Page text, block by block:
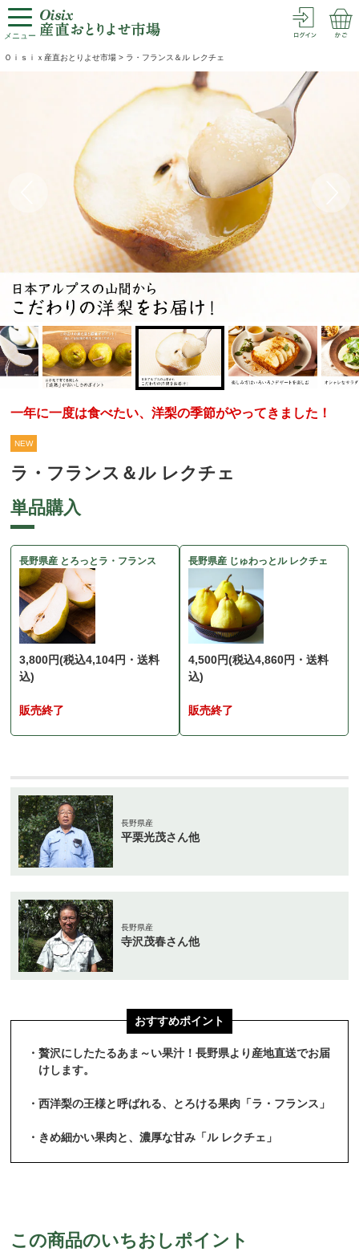
メニュー
Ｏｉｓｉｘ産直おとりよせ市場 > ラ・フランス＆ル レクチェ
一年に一度は食べたい、洋梨の季節がやってきました！
NEW
ラ・フランス＆ル レクチェ
単品購入
長野県産 とろっとラ・フランス
3,800円(税込4,104円・送料
込)
販売終了
長野県産 じゅわっとル レクチェ
4,500円(税込4,860円・送料
込)
販売終了
長野県産
平栗光茂さん他
長野県産
寺沢茂春さん他
おすすめポイント
・贅沢にしたたるあま～い果汁！長野県より産地直送でお届
けします。
・西洋梨の王様と呼ばれる、とろける果肉「ラ・フランス」
・きめ細かい果肉と、濃厚な甘み「ル レクチェ」
この商品のいちおしポイント